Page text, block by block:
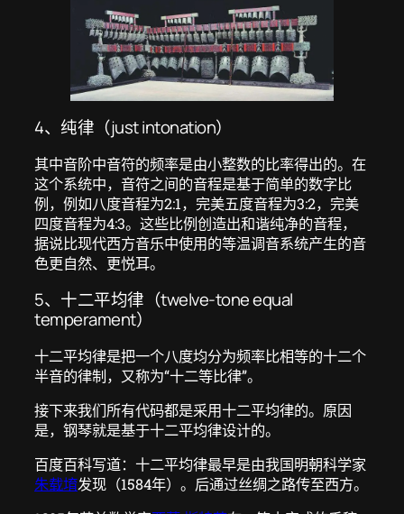
4、纯律（just intonation）
其中音阶中音符的频率是由小整数的比率得出的。在
这个系统中，音符之间的音程是基于简单的数字比
例，例如八度音程为2:1，完美五度音程为3:2，完美
四度音程为4:3。这些比例创造出和谐纯净的音程，
据说比现代西方音乐中使用的等温调音系统产生的音
色更自然、更悦耳。
5、十二平均律（twelve-tone equal
temperament）
十二平均律是把一个八度均分为频率比相等的十二个
半音的律制，又称为“十二等比律”。
接下来我们所有代码都是采用十二平均律的。原因
是，钢琴就是基于十二平均律设计的。
百度百科写道：十二平均律最早是由我国明朝科学家
朱载堉发现（1584年）。后通过丝绸之路传至西方。